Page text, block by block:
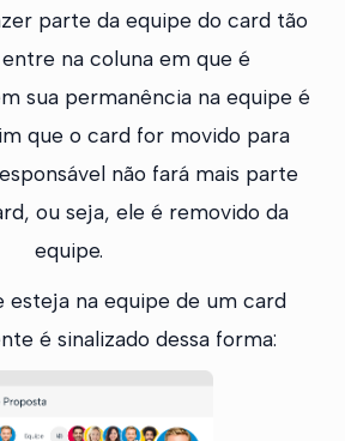
parte da equipe do card tão
na coluna em que é
sua permanência na equipe é
que o card for movido para
não fará mais parte
ou seja, ele é removido da
equipe.
esteja na equipe de um card
é sinalizado dessa forma: